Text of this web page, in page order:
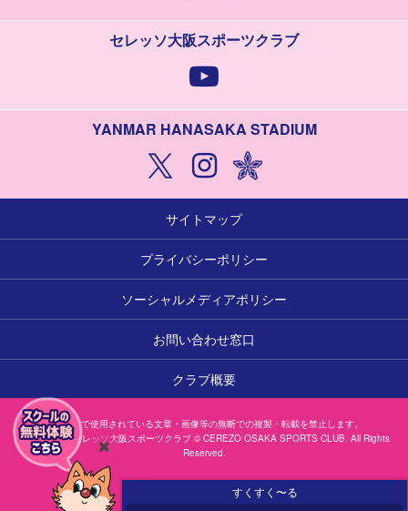
セレッソ大阪スポーツクラブ
YANMAR HANASAKA STADIUM
サイトマップ
プライバシーポリシー
ソーシャルメディアポリシー
お問い合わせ窓口
クラブ概要
本サイトで使用されている文章・画像等の無断での複製・転載を禁止します。
一般社団法人セレッソ大阪スポーツクラブ © CEREZO OSAKA SPORTS CLUB. All Rights
Reserved.
閉
じ
すくすく〜る